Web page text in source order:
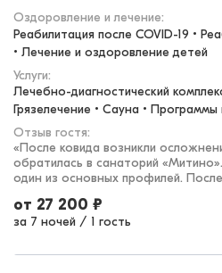
Оздоровление и лечение:
Реабилитация после COVID-19 •
• Лечение и оздоровление детей
Услуги:
Лечебно-диагностический
Грязелечение • Сауна •
Отзыв гостя:
«После ковида возникли
обратилась в санаторий
один из основных профилей.
от 27 200 ₽
за 7 ночей / 1 гость